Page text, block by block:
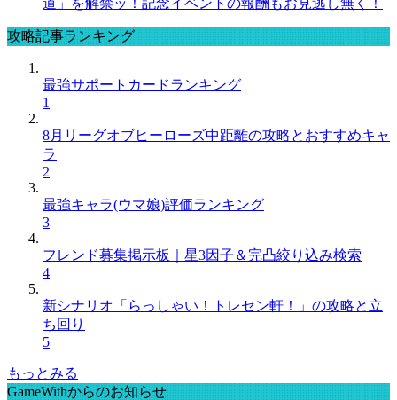
攻略記事ランキング
最強サポートカードランキング
1
8月リーグオブヒーローズ中距離の攻略とおすすめキャ
ラ
2
最強キャラ(ウマ娘)評価ランキング
3
フレンド募集掲示板｜星3因子＆完凸絞り込み検索
4
新シナリオ「らっしゃい！トレセン軒！」の攻略と立
ち回り
5
もっとみる
GameWithからのお知らせ